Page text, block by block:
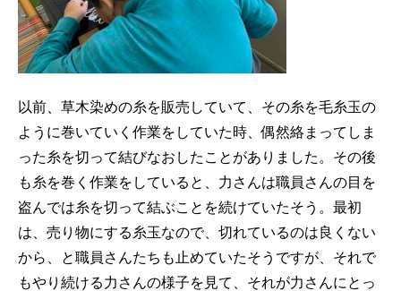
以前、草木染めの糸を販売していて、その糸を毛糸玉の
ように巻いていく作業をしていた時、偶然絡まってしま
った糸を切って結びなおしたことがありました。その後
も糸を巻く作業をしていると、力さんは職員さんの目を
盗んでは糸を切って結ぶことを続けていたそう。最初
は、売り物にする糸玉なので、切れているのは良くない
から、と職員さんたちも止めていたそうですが、それで
もやり続ける力さんの様子を見て、それが力さんにとっ